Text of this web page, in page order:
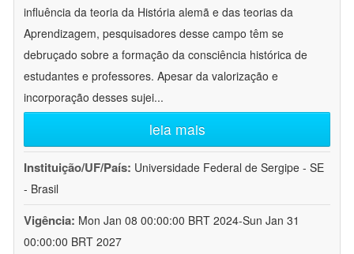
influência da teoria da História alemã e das teorias da
Aprendizagem, pesquisadores desse campo têm se
debruçado sobre a formação da consciência histórica de
estudantes e professores. Apesar da valorização e
incorporação desses sujei...
leia mais
Instituição/UF/País: Universidade Federal de Sergipe - SE
- Brasil
Vigência: Mon Jan 08 00:00:00 BRT 2024-Sun Jan 31
00:00:00 BRT 2027